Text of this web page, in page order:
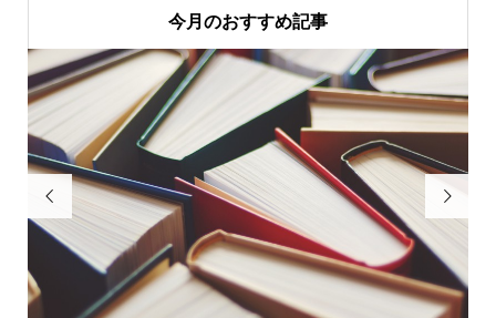
今月のおすすめ記事
 